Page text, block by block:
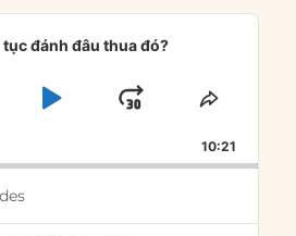
đánh đâu thua đó?
PLAYJUMP
FORWARD
SHARE
10:21